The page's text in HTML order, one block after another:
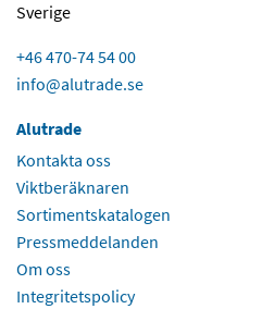
Sverige
+46 470-74 54 00
info@alutrade.se
Alutrade
Kontakta oss
Viktberäknaren
Sortimentskatalogen
Pressmeddelanden
Om oss
Integritetspolicy